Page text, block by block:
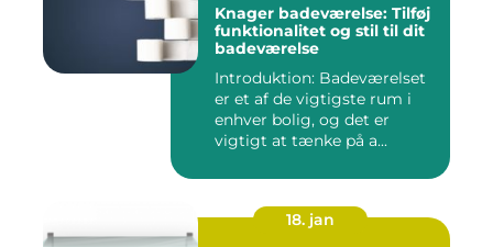
Knager badeværelse: Tilføj
funktionalitet og stil til dit
badeværelse
Introduktion: Badeværelset
er et af de vigtigste rum i
enhver bolig, og det er
vigtigt at tænke på a...
18. jan